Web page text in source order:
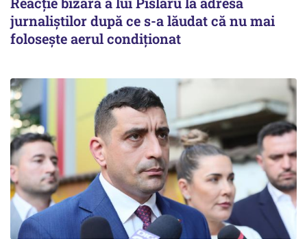
jurnaliștilor după ce s-a lăudat că nu mai
folosește aerul condiționat